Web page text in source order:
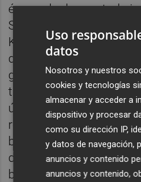
época de descontrol
Soler, el presidente que
Koeman para apartar al
dos de sus compañeros
generando un cisma
tardó muchos años en
últimos años del
reencuentro con la
brazalete, la etapa de
de un excompañero
banquillo y finalmente
Uso
datos
Nosotros y nuestros
cookies y tecnologías
almacenar y acceder a
dispositivo y procesar
como su dirección IP,
y datos de navegación,
anuncios y contenido
anuncios y contenido,